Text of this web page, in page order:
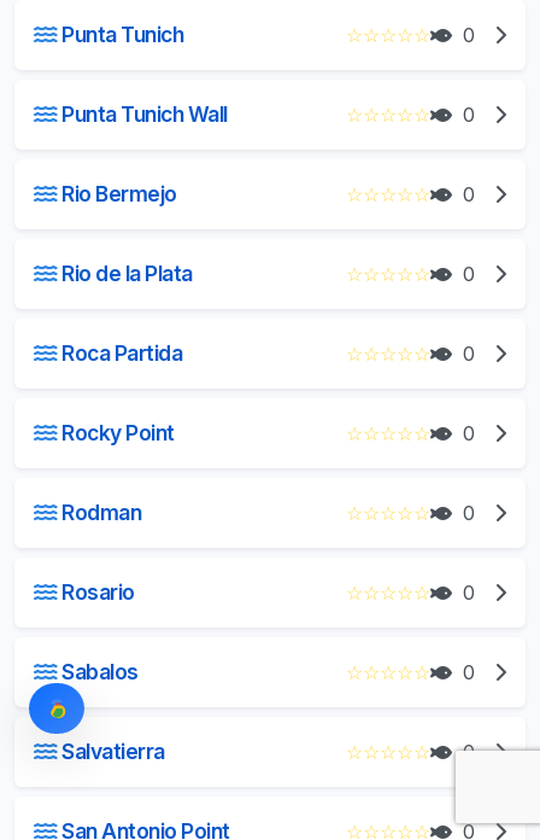
Punta Tunich ☆☆☆☆☆ 0
Punta Tunich Wall ☆☆☆☆☆ 0
Rio Bermejo ☆☆☆☆☆ 0
Rio de la Plata ☆☆☆☆☆ 0
Roca Partida ☆☆☆☆☆ 0
Rocky Point ☆☆☆☆☆ 0
Rodman ☆☆☆☆☆ 0
Rosario ☆☆☆☆☆ 0
Sabalos ☆☆☆☆☆ 0
Salvatierra ☆☆☆☆☆ 0
San Antonio Point ☆☆☆☆☆ 0